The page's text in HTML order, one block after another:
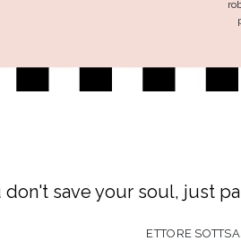
don't save your soul, just
ETTORE